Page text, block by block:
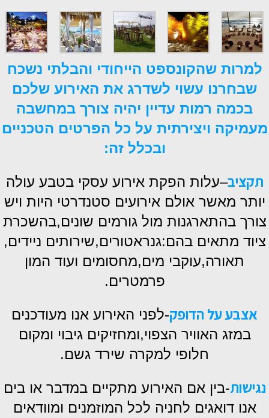
למרות שהקונספט הייחודי והבלתי נשכח
שבחרנו עשוי לשדרג את האירוע שלכם
בכמה רמות עדיין יהיה צורך במחשבה
מעמיקה ויצירתית על כל הפרטים הטכניים
ובכלל זה:
תקציב–עלות הפקת אירוע עסקי בטבע עולה
יותר מאשר אולם אירועים סטנדרטי היות ויש
צורך בהתארגנות מול גורמים שונים,בהשכרת
ציוד מתאים בהם:גנראטורים,שירותים ניידים,
תאורה,עוקבי מים,מחסומים ועוד המון
פרמטרים.
אצבע על הדופק-לפני האירוע אנו מעודכנים
במזג האוויר הצפוי,ומחזיקים גיבוי ומקום
חלופי למקרה שירד גשם.
נגישות-בין אם האירוע מתקיים במדבר או בים
אנו דואגים לחניה לכל המוזמנים ומוודאים